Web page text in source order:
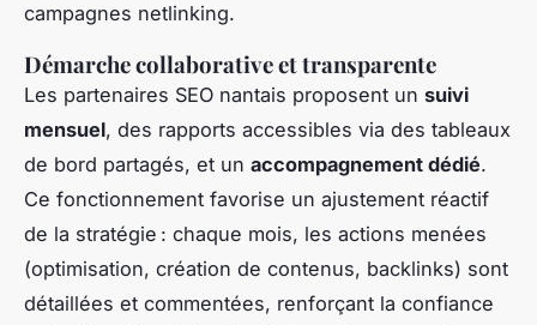
campagnes netlinking.
Démarche collaborative et transparente
Les partenaires SEO nantais proposent un suivi
mensuel, des rapports accessibles via des tableaux
de bord partagés, et un accompagnement dédié.
Ce fonctionnement favorise un ajustement réactif
de la stratégie : chaque mois, les actions menées
(optimisation, création de contenus, backlinks) sont
détaillées et commentées, renforçant la confiance